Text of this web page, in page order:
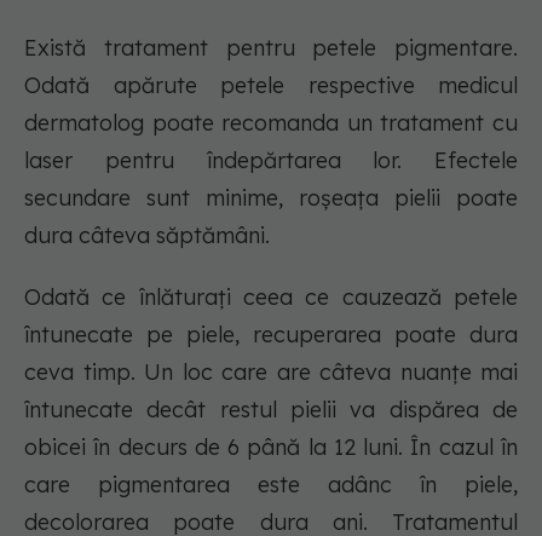
Există tratament pentru petele pigmentare.
Odată apărute petele respective medicul
dermatolog poate recomanda un tratament cu
laser pentru îndepărtarea lor. Efectele
secundare sunt minime, roşeaţa pielii poate
dura câteva săptămâni.
Odată ce înlăturați ceea ce cauzează petele
întunecate pe piele, recuperarea poate dura
ceva timp. Un loc care are câteva nuanțe mai
întunecate decât restul pielii va dispărea de
obicei în decurs de 6 până la 12 luni. În cazul în
care pigmentarea este adânc în piele,
decolorarea poate dura ani. Tratamentul